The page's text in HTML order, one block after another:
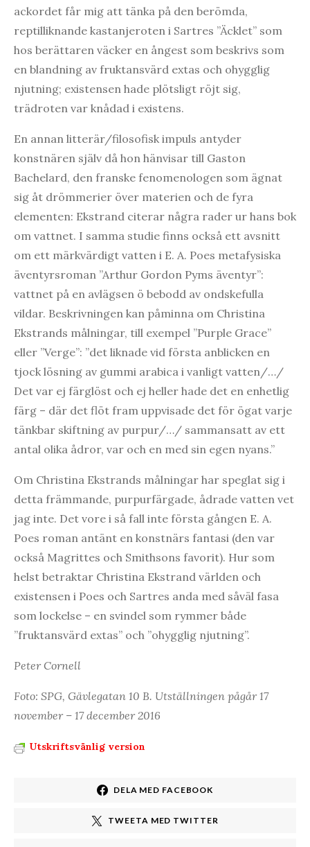
ackordet får mig att tänka på den berömda,
reptilliknande kastanjeroten i Sartres ”Äcklet” som
hos berättaren väcker en ångest som beskrivs som
en blandning av fruktansvärd extas och ohygglig
njutning; existensen hade plötsligt röjt sig,
trädroten var knådad i existens.
En annan litterär/filosofisk impuls antyder
konstnären själv då hon hänvisar till Gaston
Bachelard, den franske fenomenologen som ägnat
sig åt drömmerier över materien och de fyra
elementen: Ekstrand citerar några rader ur hans bok
om vattnet. I samma studie finns också ett avsnitt
om ett märkvärdigt vatten i E. A. Poes metafysiska
äventyrsroman ”Arthur Gordon Pyms äventyr”:
vattnet på en avlägsen ö bebodd av ondskefulla
vildar. Beskrivningen kan påminna om Christina
Ekstrands målningar, till exempel ”Purple Grace”
eller ”Verge”: ”det liknade vid första anblicken en
tjock lösning av gummi arabica i vanligt vatten/…/
Det var ej färglöst och ej heller hade det en enhetlig
färg – där det flöt fram uppvisade det för ögat varje
tänkbar skiftning av purpur/…/ sammansatt av ett
antal olika ådror, var och en med sin egen nyans.”
Om Christina Ekstrands målningar har speglat sig i
detta främmande, purpurfärgade, ådrade vatten vet
jag inte. Det vore i så fall inte första gången E. A.
Poes roman antänt en konstnärs fantasi (den var
också Magrittes och Smithsons favorit). Hur som
helst betraktar Christina Ekstrand världen och
existensen i Poes och Sartres anda med såväl fasa
som lockelse – en svindel som rymmer både
”fruktansvärd extas” och ”ohygglig njutning”.
Peter Cornell
Foto: SPG, Gävlegatan 10 B. Utställningen pågår 17
november – 17 december 2016
Utskriftsvänlig version
DELA MED FACEBOOK
TWEETA MED TWITTER